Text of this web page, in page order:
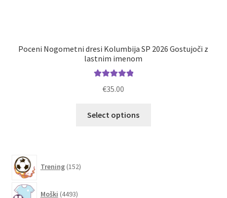
Poceni Nogometni dresi Kolumbija SP 2026 Gostujoči z
lastnim imenom
€35.00
Select options
Trening 152izdelkov
Moški 4493